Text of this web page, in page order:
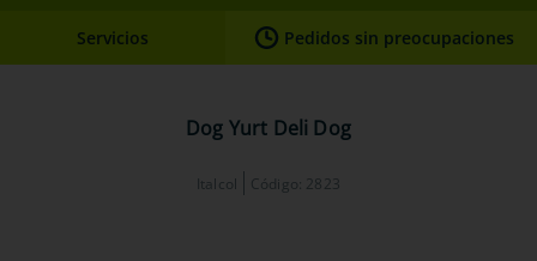
2.
hills
Servicios Pedidos sin preocupaciones
Dog Yurt Deli Dog
Italcol Código: 2823